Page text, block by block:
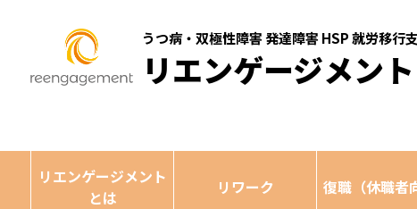
うつ病・双極性障害 発達障害 HSP 就労移行
リエンゲージメント
リエンゲージメント
とは
リワーク 復職（休職者